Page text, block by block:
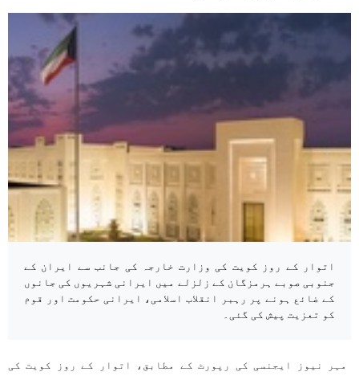
اتوار کے روز کویت کی وزارت خارجہ کی جانب سے ایران کے
جنوبی صوبے ہرمزگان کے زلزلے میں ایرانی شہریوں کی جانوں
کے ضائع ہونے پر رہبر انقلاب اسلامی، ایرانی حکومت اور قوم
کو تعزیت پیش کی گئی۔
مہر نیوز ایجنسی کی رپورٹ کے مطابق، اتوار کے روز کویت کی